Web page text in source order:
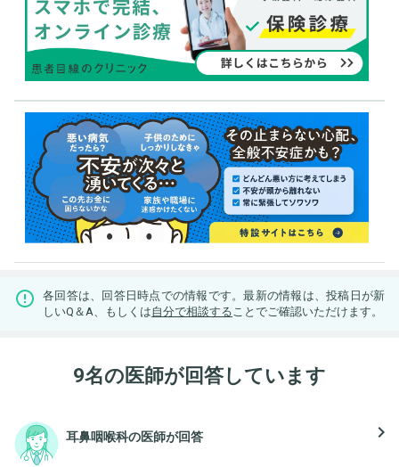
各回答は、回答日時点での情報です。最新の情報は、投稿日が新
しいQ＆A、もしくは自分で相談する ことでご確認いただけます。
9名の医師が回答しています
耳鼻咽喉科の医師が回答 navigate_next